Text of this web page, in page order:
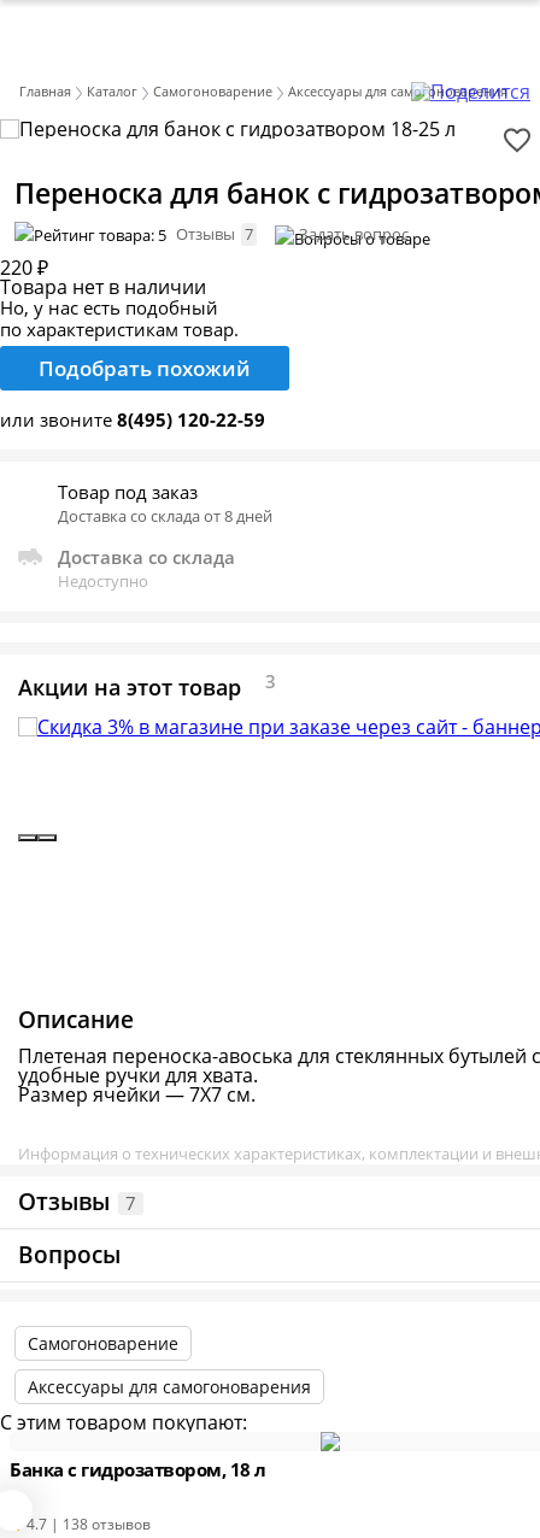
Главная Каталог Самогоноварение Аксессуары для самогоноварения
Переноска для банок с
Отзывы 7 Задать вопрос
220 ₽
Товара нет в наличии
Но, у нас есть подобный
по характеристикам товар.
Подобрать похожий
или звоните 8(495) 120-22-59
Товар под заказ
Доставка со склада от 8 дней
Доставка со склада
Недоступно
Акции на этот товар 3
Описание
Плетеная переноска-авоська для стеклянных
удобные ручки для хвата.
Размер ячейки — 7Х7 см.
Информация о технических характеристиках, комплектации и
Отзывы 7
Вопросы
Самогоноварение
Аксессуары для самогоноварения
С этим товаром покупают:
Банка с гидрозатвором, 18 л
4.7 | 138 отзывов